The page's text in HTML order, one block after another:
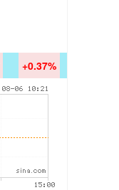
+0.37%